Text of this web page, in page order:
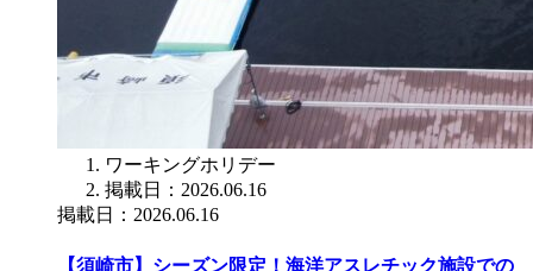
ワーキングホリデー
掲載日：2026.06.16
掲載日：2026.06.16
【須崎市】シーズン限定！海洋アスレチック施設での